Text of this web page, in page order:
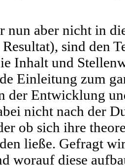
nun aber nicht in
sind den
Inhalt und
Einleitung zum
der Entwicklung
nicht nach der
ob sich ihre
ließe. Gefragt
worauf diese